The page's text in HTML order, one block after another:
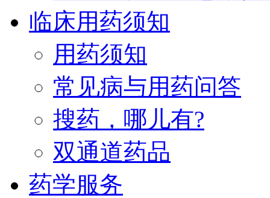
临床用药须知
用药须知
常见病与用药问答
搜药，哪儿有?
双通道药品
药学服务